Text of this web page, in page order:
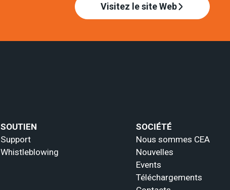
Visitez le site Web
SOUTIEN
Support
Whistleblowing
SOCIÉTÉ
Nous sommes CEA
Nouvelles
Events
Téléchargements